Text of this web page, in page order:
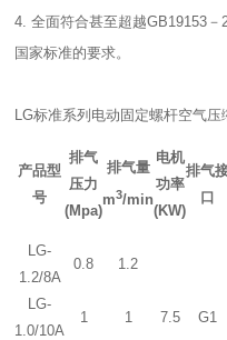
4. 全面符合甚至超越GB19153－
国家标准的要求。
LG标准系列电动固定螺杆空气压
产品型
号
排气
压力
(Mpa)
排气量
m3/min
电机
功率
(KW)
排气
口
LG-
1.2/8A
0.8 1.2
7.5 G1
LG-
1.0/10A
1 1